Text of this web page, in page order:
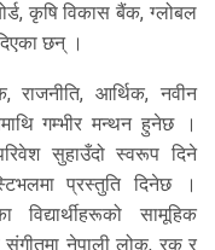
कृषि विकास बैंक, ग्लोबल
छन् ।
राजनीति, आर्थिक, नवीन
गम्भीर मन्थन हुनेछ ।
सुहाउँदो स्वरूप दिने
प्रस्तुति दिनेछ ।
विद्यार्थीहरूको सामूहिक
नेपाली लोक, रक र